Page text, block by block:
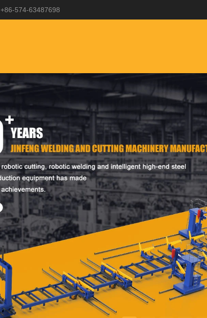
+86-574-63487698